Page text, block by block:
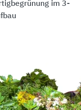
im 3-